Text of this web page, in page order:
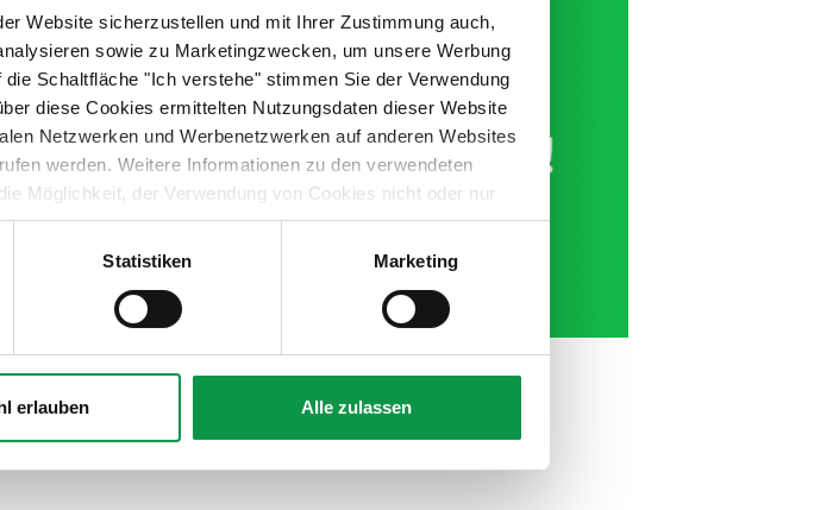
Website sicherzustellen und mit Ihrer Zustimmung auch,
sowie zu Marketingzwecken, um unsere Werbung
Schaltfläche "Ich verstehe" stimmen Sie der Verwendung
diese Cookies ermittelten Nutzungsdaten dieser Website
Netzwerken und Werbenetzwerken auf anderen Websites
werden. Weitere Informationen zu den verwendeten
Möglichkeit, der Verwendung von Cookies nicht oder nur
Einstellungen“.
Statistiken Marketing
erlauben Alle zulassen